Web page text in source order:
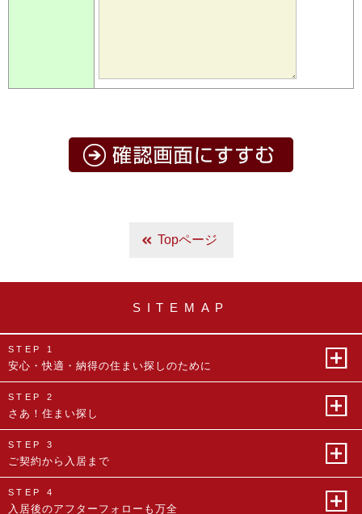
Topページ
SITEMAP
STEP 1
安心・快適・納得の住まい探しのために
STEP 2
さあ！住まい探し
STEP 3
ご契約から入居まで
STEP 4
入居後のアフターフォローも万全